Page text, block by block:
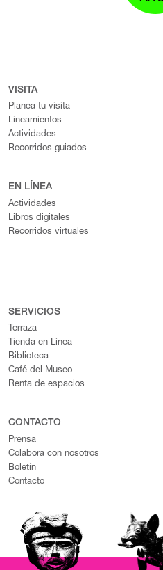
VISITA
Planea tu visita
Lineamientos
Actividades
Recorridos guiados
EN LÍNEA
Actividades
Libros digitales
Recorridos virtuales
SERVICIOS
Terraza
Tienda en Línea
Biblioteca
Café del Museo
Renta de espacios
CONTACTO
Prensa
Colabora con nosotros
Boletín
Contacto